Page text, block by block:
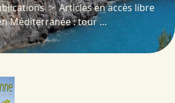
Articles en accès libre
Restauration en Méditerranée : tour d’horizon des expériences et acquis